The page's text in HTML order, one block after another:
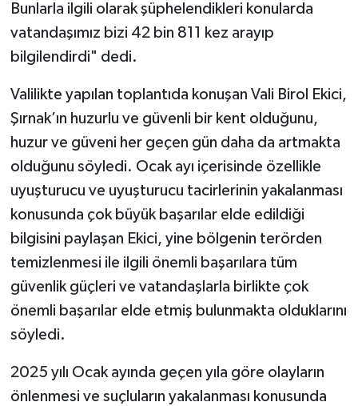
Bunlarla ilgili olarak şüphelendikleri konularda
vatandaşımız bizi 42 bin 811 kez arayıp
bilgilendirdi" dedi.
Valilikte yapılan toplantıda konuşan Vali Birol Ekici,
Şırnak’ın huzurlu ve güvenli bir kent olduğunu,
huzur ve güveni her geçen gün daha da artmakta
olduğunu söyledi. Ocak ayı içerisinde özellikle
uyuşturucu ve uyuşturucu tacirlerinin yakalanması
konusunda çok büyük başarılar elde edildiği
bilgisini paylaşan Ekici, yine bölgenin terörden
temizlenmesi ile ilgili önemli başarılara tüm
güvenlik güçleri ve vatandaşlarla birlikte çok
önemli başarılar elde etmiş bulunmakta olduklarını
söyledi.
2025 yılı Ocak ayında geçen yıla göre olayların
önlenmesi ve suçluların yakalanması konusunda